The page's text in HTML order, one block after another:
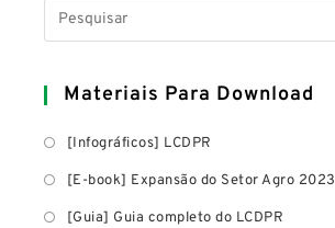
Materiais Para Download
[Infográficos] LCDPR
[E-book] Expansão do Setor Agro 2023
[Guia] Guia completo do LCDPR